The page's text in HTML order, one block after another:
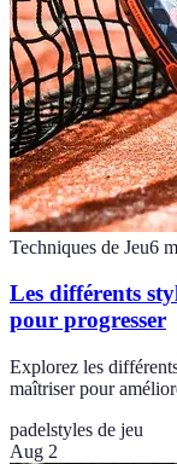
Techniques de Jeu6
Les différents
pour progresser
Explorez les
maîtriser pour
padelstyles de jeu
Aug 2